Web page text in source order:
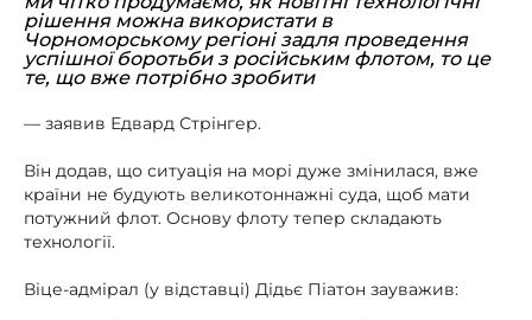
рішення можна використати в
Чорноморському регіоні задля проведення
успішної боротьби з російським флотом, то це
те, що вже потрібно зробити
— заявив Едвард Стрінгер.
Він додав, що ситуація на морі дуже змінилася, вже
країни не будують великотоннажні суда, щоб мати
потужний флот. Основу флоту тепер складають
технології.
Віце-адмірал (у відставці) Дідьє Піатон зауважив: